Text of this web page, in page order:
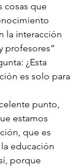
cosas que
la interacción
profesores”
¿Esta
es solo para
punto,
estamos
que es
educación
porque